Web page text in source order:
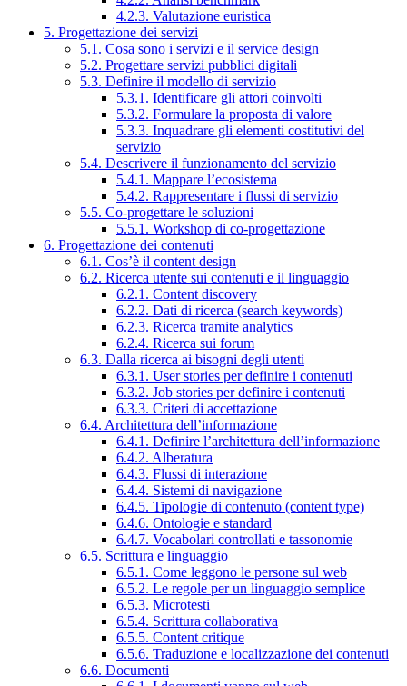
4.2.3. Valutazione euristica
5. Progettazione dei servizi
5.1. Cosa sono i servizi e il service design
5.2. Progettare servizi pubblici digitali
5.3. Definire il modello di servizio
5.3.1. Identificare gli attori coinvolti
5.3.2. Formulare la proposta di valore
5.3.3. Inquadrare gli elementi costitutivi del
servizio
5.4. Descrivere il funzionamento del servizio
5.4.1. Mappare l’ecosistema
5.4.2. Rappresentare i flussi di servizio
5.5. Co-progettare le soluzioni
5.5.1. Workshop di co-progettazione
6. Progettazione dei contenuti
6.1. Cos’è il content design
6.2. Ricerca utente sui contenuti e il linguaggio
6.2.1. Content discovery
6.2.2. Dati di ricerca (search keywords)
6.2.3. Ricerca tramite analytics
6.2.4. Ricerca sui forum
6.3. Dalla ricerca ai bisogni degli utenti
6.3.1. User stories per definire i contenuti
6.3.2. Job stories per definire i contenuti
6.3.3. Criteri di accettazione
6.4. Architettura dell’informazione
6.4.1. Definire l’architettura dell’informazione
6.4.2. Alberatura
6.4.3. Flussi di interazione
6.4.4. Sistemi di navigazione
6.4.5. Tipologie di contenuto (content type)
6.4.6. Ontologie e standard
6.4.7. Vocabolari controllati e tassonomie
6.5. Scrittura e linguaggio
6.5.1. Come leggono le persone sul web
6.5.2. Le regole per un linguaggio semplice
6.5.3. Microtesti
6.5.4. Scrittura collaborativa
6.5.5. Content critique
6.5.6. Traduzione e localizzazione dei contenuti
6.6. Documenti